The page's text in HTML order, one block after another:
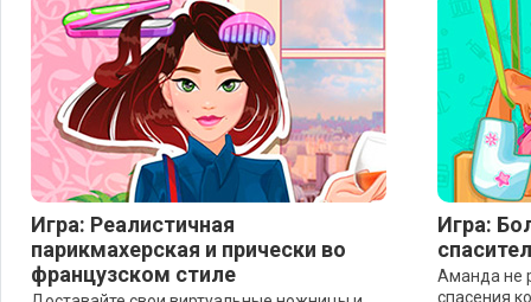
Игра: Реалистичная
парикмахерская и прически во
французском стиле
Игра:
Аманда не
спасения